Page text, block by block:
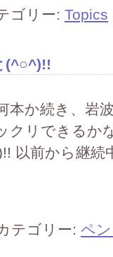
ゴリー: Topics
(^○^)!!
本か続き、岩
クリできる
以前から継続
テゴリー: ペ